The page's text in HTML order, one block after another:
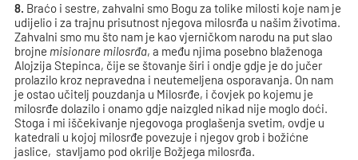
8. Braćo i sestre, zahvalni smo Bogu za tolike milosti koje nam je
udijelio i za trajnu prisutnost njegova milosrđa u našim životima.
Zahvalni smo mu što nam je kao vjerničkom narodu na put slao
brojne misionare milosrđa, a među njima posebno blaženoga
Alojzija Stepinca, čije se štovanje širi i ondje gdje je do jučer
prolazilo kroz nepravedna i neutemeljena osporavanja. On nam
je ostao učitelj pouzdanja u Milosrđe, i čovjek po kojemu je
milosrđe dolazilo i onamo gdje naizgled nikad nije moglo doći.
Stoga i mi iščekivanje njegovoga proglašenja svetim, ovdje u
katedrali u kojoj milosrđe povezuje i njegov grob i božićne
jaslice, stavljamo pod okrilje Božjega milosrđa.